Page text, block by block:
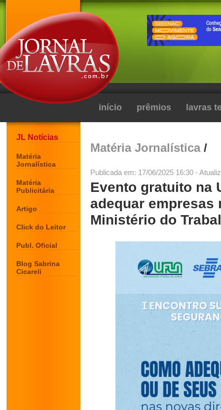
início prêmios lavras
JL Notícias
Matéria
Jornalística
Matéria
Publicitária
Artigo
Click do Leitor
Publ. Oficial
Blog Sabrina
Cicareli
Matéria Jornalística/
Publicada em: 17/06/2025 16:30 -
Evento gratuito na
adequar empresas
Ministério do